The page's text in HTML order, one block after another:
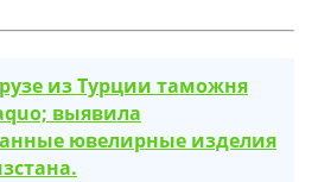
из Турции таможня
выявила
ювелирные изделия